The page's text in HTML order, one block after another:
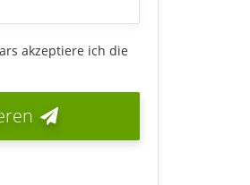
akzeptiere ich die